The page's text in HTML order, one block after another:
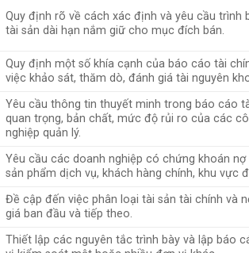
Quy định rõ về cách xác định và yêu cầu trình
tài sản dài hạn nắm giữ cho mục đích bán.
Quy định một số khía cạnh của báo cáo tài
việc khảo sát, thăm dò, đánh giá tài nguyên
Yêu cầu thông tin thuyết minh trong báo cáo
quan trọng, bản chất, mức độ rủi ro của các
nghiệp quản lý.
Yêu cầu các doanh nghiệp có chứng khoán
sản phẩm dịch vụ, khách hàng chính, khu vực
Đề cập đến việc phân loại tài sản tài chính và
giá ban đầu và tiếp theo.
Thiết lập các nguyên tắc trình bày và lập báo